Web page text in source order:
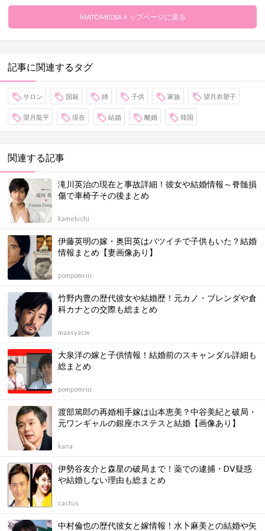
MATOMEDIAトップページに戻る
記事に関連するタグ
サロン 国籍 姉 子供 家族 望月衣塑子
望月龍平 現在 結婚 離婚 韓国
関連する記事
滝川英治の現在と事故詳細！彼女や結婚情報～脊髄損
傷で車椅子その後まとめ
kamekichi
伊藤英明の嫁・奥田英はバツイチで子供もいた？結婚
情報まとめ【妻画像あり】
pompomrin
竹野内豊の歴代彼女や結婚歴！元カノ・ブレンダや倉
科カナとの交際も総まとめ
maasyacw
大泉洋の嫁と子供情報！結婚前のスキャンダル詳細も
総まとめ
pompomrin
渡部篤郎の再婚相手嫁は山本恵美？中谷美紀と破局・
元ワンギャルの銀座ホステスと結婚【画像あり】
kana
伊勢谷友介と森星の破局まで！薬での逮捕・DV疑惑
や結婚しない理由も総まとめ
cactus
中村倫也の歴代彼女と嫁情報！水卜麻美との結婚や矢